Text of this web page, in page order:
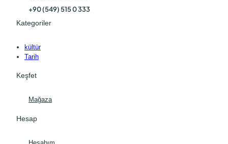
+90 (549) 515 0 333
Kategoriler
kültür
Tarih
Keşfet
Mağaza
Hesap